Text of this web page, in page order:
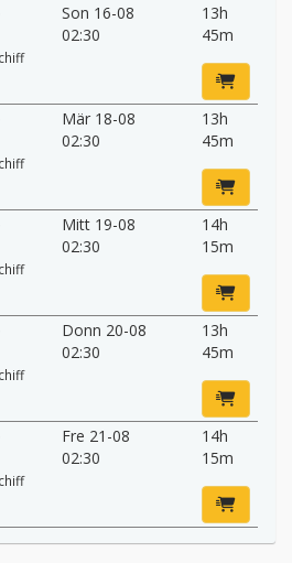
Son 16-08
02:30
13h
45m
Mär 18-08
02:30
13h
45m
Mitt 19-08
02:30
14h
15m
Donn 20-08
02:30
13h
45m
Fre 21-08
02:30
14h
15m